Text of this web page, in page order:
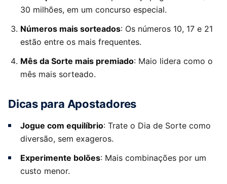
30 milhões, em um concurso especial.
Números mais sorteados: Os números 10, 17 e 21
estão entre os mais frequentes.
Mês da Sorte mais premiado: Maio lidera como o
mês mais sorteado.
Dicas para Apostadores
Jogue com equilíbrio: Trate o Dia de Sorte como
diversão, sem exageros.
Experimente bolões: Mais combinações por um
custo menor.